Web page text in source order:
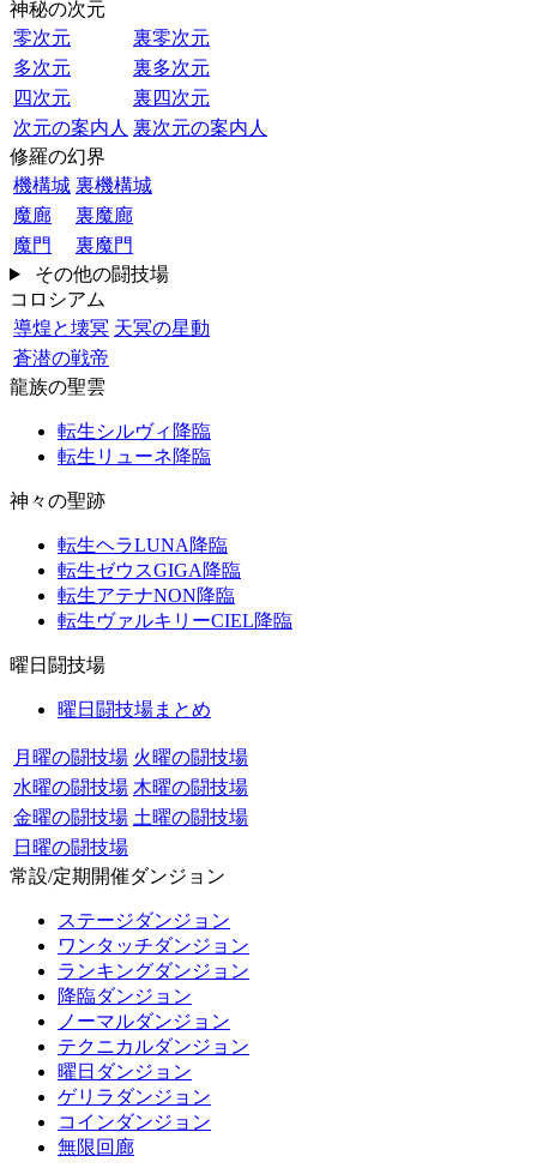
神秘の次元
零次元
裏零次元
多次元
裏多次元
四次元
裏四次元
次元の案内人 裏次元の案内人
修羅の幻界
機構城 裏機構城
魔廊
裏魔廊
魔門
裏魔門
その他の闘技場
コロシアム
導煌と壊冥 天冥の星動
蒼潜の戦帝
龍族の聖雲
転生シルヴィ降臨
転生リューネ降臨
神々の聖跡
転生ヘラLUNA降臨
転生ゼウスGIGA降臨
転生アテナNON降臨
転生ヴァルキリーCIEL降臨
曜日闘技場
曜日闘技場まとめ
月曜の闘技場 火曜の闘技場
水曜の闘技場 木曜の闘技場
金曜の闘技場 土曜の闘技場
日曜の闘技場
常設/定期開催ダンジョン
ステージダンジョン
ワンタッチダンジョン
ランキングダンジョン
降臨ダンジョン
ノーマルダンジョン
テクニカルダンジョン
曜日ダンジョン
ゲリラダンジョン
コインダンジョン
無限回廊